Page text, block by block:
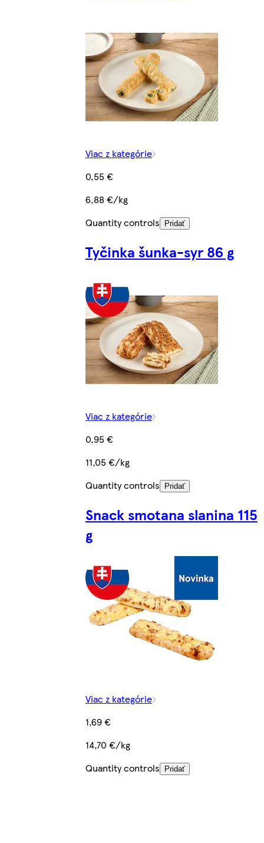
Viac z kategórie
0,55 €
6,88 €/kg
Quantity controls
Pridať
Tyčinka šunka-syr 86 g
Viac z kategórie
0,95 €
11,05 €/kg
Quantity controls
Pridať
Snack smotana slanina 115
g
Viac z kategórie
1,69 €
14,70 €/kg
Quantity controls
Pridať